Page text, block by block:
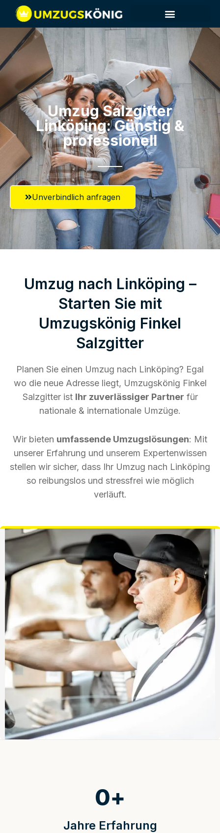
Umzug Salzgitter​
Linköping: Günstig &
professionell​
Unverbindlich anfragen
Umzug nach Linköping –
Starten Sie mit
Umzugskönig Finkel
Salzgitter
Planen Sie einen Umzug nach Linköping? Egal
wo die neue Adresse liegt, Umzugskönig Finkel
Salzgitter ist Ihr zuverlässiger Partner für
nationale & internationale Umzüge.
Wir bieten umfassende Umzugslösungen: Mit
unserer Erfahrung und unserem Expertenwissen
stellen wir sicher, dass Ihr Umzug nach Linköping
so reibungslos und stressfrei wie möglich
verläuft.
Jahre Erfahrung
0+